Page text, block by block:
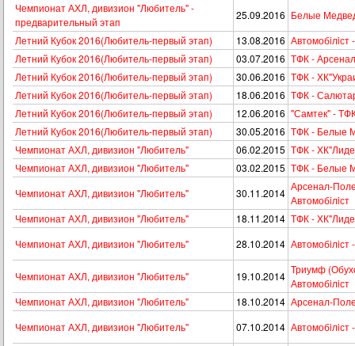
Чемпионат АХЛ, дивизион "Любитель" -
предварительный этап
25.09.2016 Белые
Летний Кубок 2016(Любитель-первый этап)
13.08.2016 Автомобiлiст
Летний Кубок 2016(Любитель-первый этап)
03.07.2016 ТФК -
Летний Кубок 2016(Любитель-первый этап)
30.06.2016 ТФК -
Летний Кубок 2016(Любитель-первый этап)
18.06.2016 ТФК -
Летний Кубок 2016(Любитель-первый этап)
12.06.2016 "Самтек" -
Летний Кубок 2016(Любитель-первый этап)
30.05.2016 ТФК - Белые
Чемпионат АХЛ, дивизион "Любитель"
06.02.2015 ТФК -
Чемпионат АХЛ, дивизион "Любитель"
03.02.2015 ТФК - Белые
Чемпионат АХЛ, дивизион "Любитель"
30.11.2014
Арсенал-
Автомобiлiст
Чемпионат АХЛ, дивизион "Любитель"
18.11.2014 ТФК -
Чемпионат АХЛ, дивизион "Любитель"
28.10.2014 Автомобiлiст
Чемпионат АХЛ, дивизион "Любитель" 19.10.2014
Триумф
Автомобiлiст
Чемпионат АХЛ, дивизион "Любитель"
18.10.2014 Арсенал-
Чемпионат АХЛ, дивизион "Любитель"
07.10.2014 Автомобiлiст